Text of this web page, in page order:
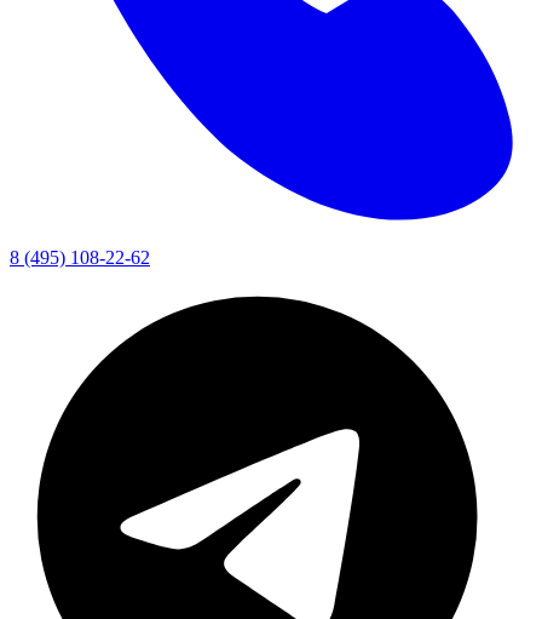
8 (495) 108-22-62